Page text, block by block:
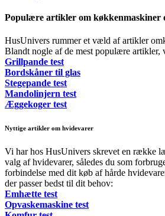
Populære artikler om køkkenmaskiner
HusUnivers rummer et væld af artikler
Blandt nogle af de mest populære artikler,
Grillpande test
Bordskåner til glas
Stegepande test
Mandolinjern test
Æggekoger test
Nyttige artikler om hvidevarer
Vi har hos HusUnivers skrevet en række
valg af hvidevarer, således du som
forbindelse med dit køb af hårde
der passer bedst til dit behov:
Emhætte test
Opvaskemaskine test